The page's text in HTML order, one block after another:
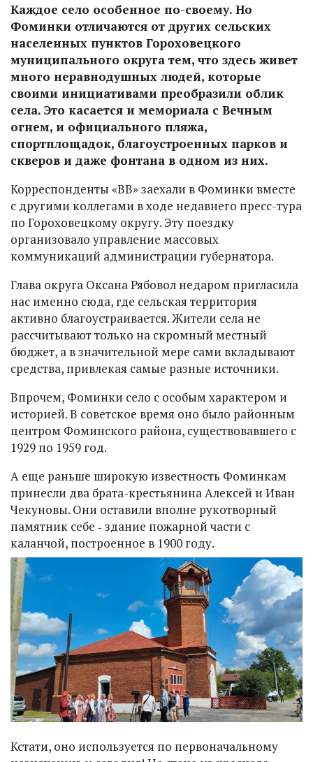
Каждое село особенное по-своему. Но
Фоминки отличаются от других сельских
населенных пунктов Гороховецкого
муниципального округа тем, что здесь живет
много неравнодушных людей, которые
своими инициативами преобразили облик
села. Это касается и мемориала с Вечным
огнем, и официального пляжа,
спортплощадок, благоустроенных парков и
скверов и даже фонтана в одном из них.
Корреспонденты «ВВ» заехали в Фоминки вместе
с другими коллегами в ходе недавнего пресс-тура
по Гороховецкому округу. Эту поездку
организовало управление массовых
коммуникаций администрации губернатора.
Глава округа Оксана Рябовол недаром пригласила
нас именно сюда, где сельская территория
активно благоустраивается. Жители села не
рассчитывают только на скромный местный
бюджет, а в значительной мере сами вкладывают
средства, привлекая самые разные источники.
Впрочем, Фоминки село с особым характером и
историей. В советское время оно было районным
центром Фоминского района, существовавшего с
1929 по 1959 год.
А еще раньше широкую известность Фоминкам
принесли два брата-крестьянина Алексей и Иван
Чекуновы. Они оставили вполне рукотворный
памятник себе ‑ здание пожарной части с
каланчой, построенное в 1900 году.
Кстати, оно используется по первоначальному